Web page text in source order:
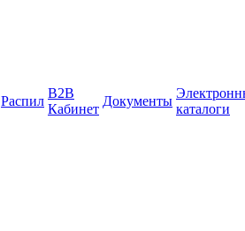
Распил
B2B
Кабинет
Документы
каталоги